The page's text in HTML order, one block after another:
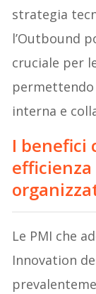
strategia
l’Outbound
cruciale per
permettendo
interna e
I benefici
Le PMI che
Innovation